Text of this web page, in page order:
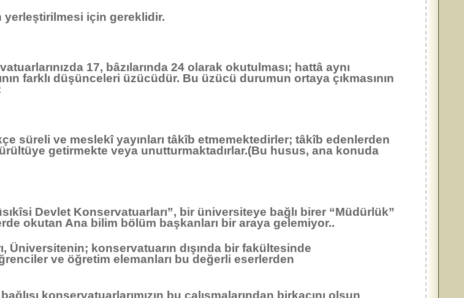
için gereklidir.
17, bâzılarında 24 olarak okutulması; hattâ aynı
farklı düşünceleri üzücüdür. Bu üzücü durumun ortaya çıkmasının
süreli ve meslekî yayınları tâkîb etmemektedirler; tâkîb edenlerden
getirmekte veya unutturmaktadırlar.(Bu husus, ana konuda
Devlet Konservatuarları”, bir üniversiteye bağlı birer “Müdürlük”
okutan Ana bilim bölüm başkanları bir araya gelemiyor..
Üniversitenin; konservatuarın dışında bir fakültesinde
ve öğretim elemanları bu değerli eserlerden
konservatuarlarımızın bu çalışmalarından birkaçını olsun